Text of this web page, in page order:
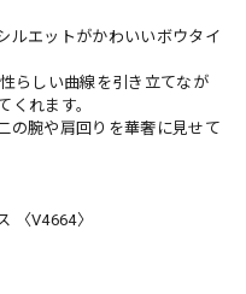
ルエットがかわいいボウタイ
らしい曲線を引き立てなが
くれます。
の腕や肩回りを華奢に見せて
〈V4664〉